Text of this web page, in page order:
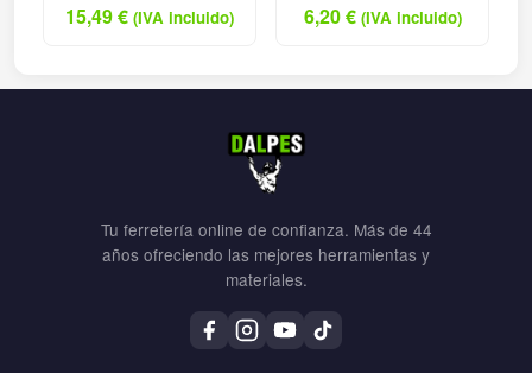
15,49€ (IVA incluido) 6,20€ (IVA incluido)
Tu ferretería online de confianza. Más de 44
años ofreciendo las mejores herramientas y
materiales.